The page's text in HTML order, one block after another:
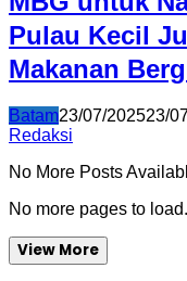
Pulau Kecil
Makanan
Batam23/07/202523/
Redaksi
No More Posts
No more pages to load.
View More